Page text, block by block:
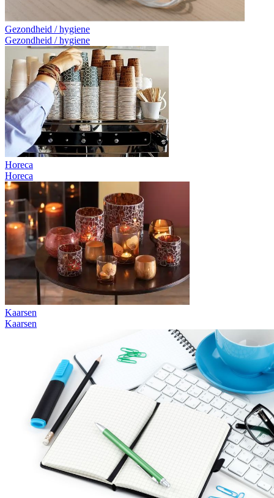
Gezondheid / hygiene
Gezondheid / hygiene
Horeca
Horeca
Kaarsen
Kaarsen